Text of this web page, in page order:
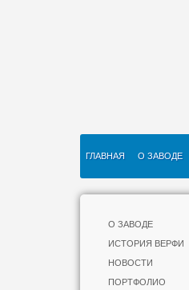
ГЛАВНАЯ О ЗАВОДЕ
О ЗАВОДЕ
ИСТОРИЯ ВЕРФИ
НОВОСТИ
ПОРТФОЛИО